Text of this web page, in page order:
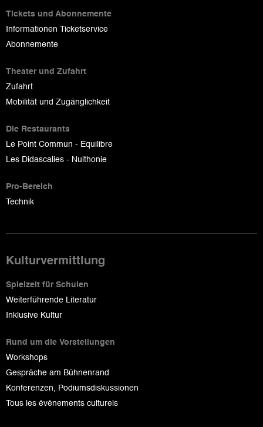
Tickets und Abonnemente
Informationen Ticketservice
Abonnemente
Theater und Zufahrt
Zufahrt
Mobilität und Zugänglichkeit
Die Restaurants
Le Point Commun - Equilibre
Les Didascalies - Nuithonie
Pro-Bereich
Technik
Kulturvermittlung
Spielzeit für Schulen
Weiterführende Literatur
Inklusive Kultur
Rund um die Vorstellungen
Workshops
Gespräche am Bühnenrand
Konferenzen, Podiumsdiskussionen
Tous les événements culturels